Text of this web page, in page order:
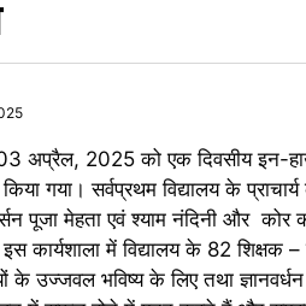
अप्रैल, 2025 को एक दिवसीय इन-
गया। सर्वप्रथम विद्यालय के
पूजा मेहता एवं श्याम नंदिनी और
कार्यशाला में विद्यालय के 82 शिक्षक
के उज्जवल भविष्य के लिए तथा